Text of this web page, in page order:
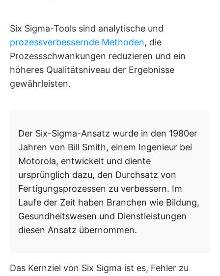
Six Sigma-Tools sind analytische und
prozessverbessernde Methoden, die
Prozessschwankungen reduzieren und ein
höheres Qualitätsniveau der Ergebnisse
gewährleisten.
Der Six-Sigma-Ansatz wurde in den 1980er
Jahren von Bill Smith, einem Ingenieur bei
Motorola, entwickelt und diente
ursprünglich dazu, den Durchsatz von
Fertigungsprozessen zu verbessern. Im
Laufe der Zeit haben Branchen wie Bildung,
Gesundheitswesen und Dienstleistungen
diesen Ansatz übernommen.
Das Kernziel von Six Sigma ist es, Fehler zu